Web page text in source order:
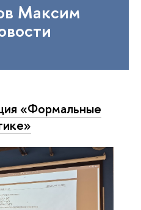
Максим
«Формальные